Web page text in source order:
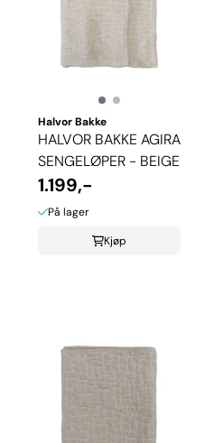
Halvor Bakke
HALVOR BAKKE AGIRA
SENGELØPER - BEIGE
1.199,-
På lager
Kjøp